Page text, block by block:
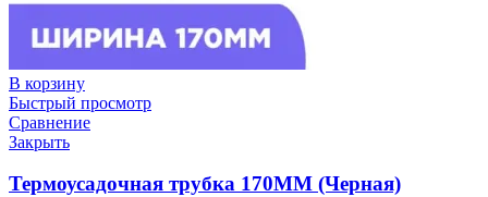
В корзину
Быстрый просмотр
Сравнение
Закрыть
Термоусадочная трубка 170ММ (Черная)